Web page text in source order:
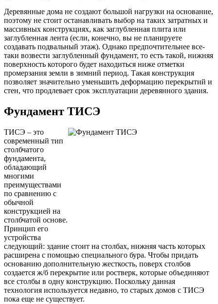
Деревянные дома не создают большой нагрузки на основание,
поэтому не стоит останавливать выбор на таких затратных и
массивных конструкциях, как заглубленная плита или
заглубленная лента (если, конечно, вы не планируете
создавать подвальный этаж). Однако предпочтительнее все-
таки возвести заглубленный фундамент, то есть такой, нижняя
поверхность которого будет находиться ниже отметки
промерзания земли в зимний период. Такая конструкция
позволяет значительно уменьшить деформацию перекрытий и
стен, что продлевает срок эксплуатации деревянного здания.
Фундамент ТИСЭ
ТИСЭ – это
современный тип
столбчатого
фундамента,
обладающий
многими
преимуществами
по сравнению с
обычной
конструкцией на
столбчатой основе.
Принцип его
устройства
следующий: здание стоит на столбах, нижняя часть которых
расширена с помощью специального бура. Чтобы придать
основанию дополнительную жесткость, поверх столбов
создается ж/б перекрытие или ростверк, которые объединяют
все столбы в одну конструкцию. Поскольку данная
технология используется недавно, то старых домов с ТИСЭ
пока еще не существует.